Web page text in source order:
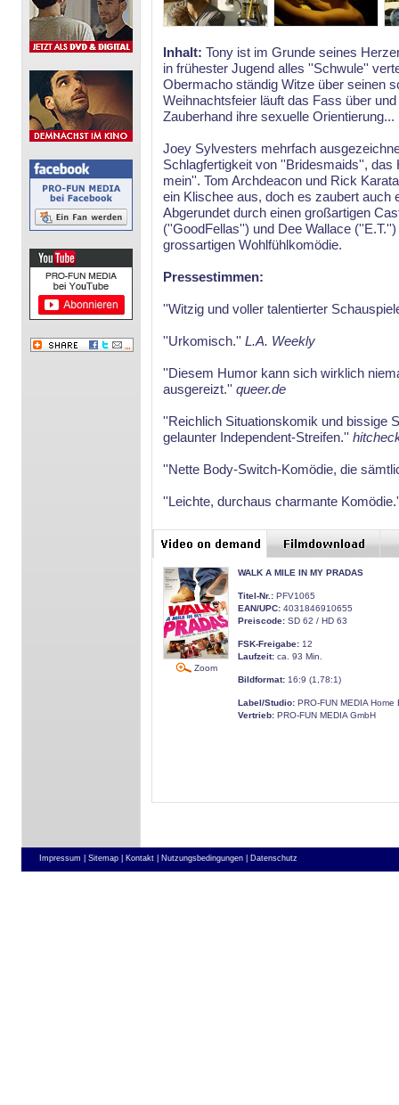
Inhalt: Tony ist im Grunde seines
in frühester Jugend alles ''Schwule''
Obermacho ständig Witze über seinen
Weihnachtsfeier läuft das Fass über
Zauberhand ihre sexuelle Orientierung...
Joey Sylvesters mehrfach
Schlagfertigkeit von ''Bridesmaids'',
mein''. Tom Archdeacon und Rick
ein Klischee aus, doch es zaubert auch
Abgerundet durch einen großartigen
(''GoodFellas'') und Dee Wallace
grossartigen Wohlfühlkomödie.
Pressestimmen:
''Witzig und voller talentierter
''Urkomisch.'' L.A. Weekly
''Diesem Humor kann sich wirklich
ausgereizt.'' queer.de
''Reichlich Situationskomik und bissige
gelaunter Independent-Streifen.''
''Nette Body-Switch-Komödie, die
''Leichte, durchaus charmante
Zoom
WALK A MILE IN MY PRADAS
Titel-Nr.: PFV1065
EAN/UPC: 4031846910655
Preiscode: SD 62 / HD 63
FSK-Freigabe: 12
Laufzeit: ca. 93 Min.
Bildformat: 16:9 (1,78:1)
Label/Studio: PRO-FUN MEDIA Home
Vertrieb: PRO-FUN MEDIA GmbH
Impressum | Sitemap | Kontakt | Nutzungsbedingungen | Datenschutz